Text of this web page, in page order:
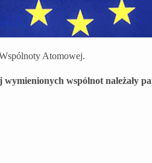
Atomowej.
wymienionych wspólnot należały